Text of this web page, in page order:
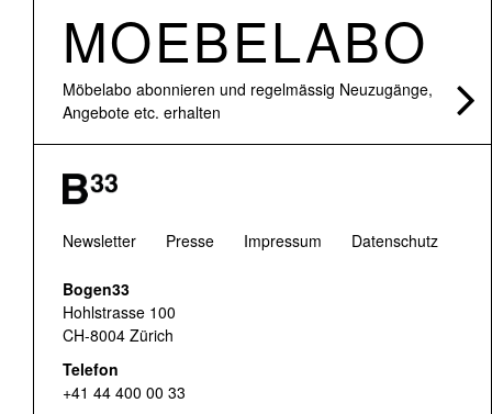
MOEBELABO
Möbelabo abonnieren und regelmässig Neuzugänge,
Angebote etc. erhalten
Newsletter Presse Impressum Datenschutz
Bogen33
Hohlstrasse 100
CH-8004 Zürich
Telefon
+41 44 400 00 33